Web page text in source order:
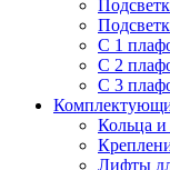
С 1
С 2
С 3
Кольца
Лифты